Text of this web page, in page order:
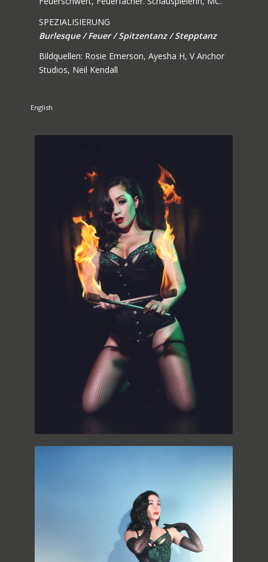
SPEZIALISIERUNG
Burlesque / Feuer / Spitzentanz / Stepptanz
Bildquellen: Rosie Emerson, Ayesha H, V Anchor
Studios, Neil Kendall
English